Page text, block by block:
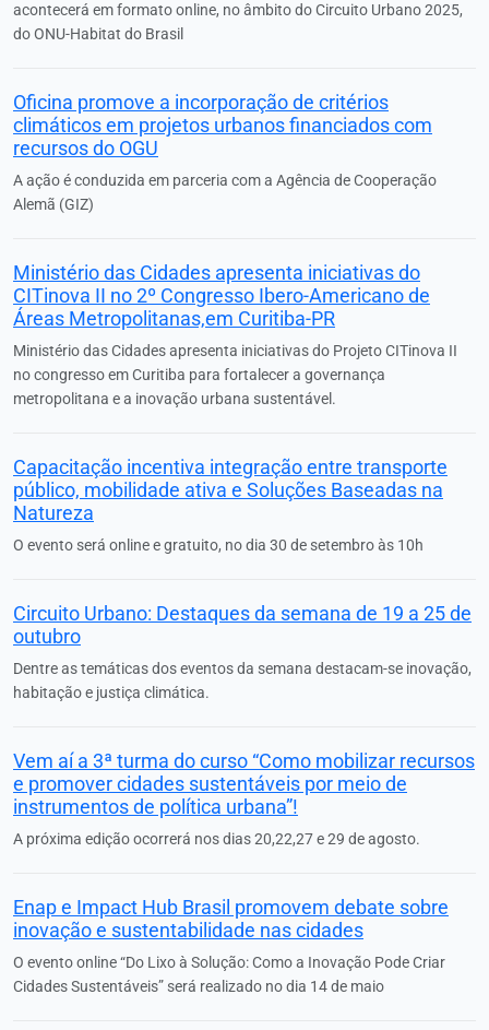
acontecerá em formato online, no âmbito do Circuito Urbano 2025,
do ONU-Habitat do Brasil
Oficina promove a incorporação de critérios
climáticos em projetos urbanos financiados com
recursos do OGU
A ação é conduzida em parceria com a Agência de Cooperação
Alemã (GIZ)
Ministério das Cidades apresenta iniciativas do
CITinova II no 2º Congresso Ibero-Americano de
Áreas Metropolitanas,em Curitiba-PR
Ministério das Cidades apresenta iniciativas do Projeto CITinova II
no congresso em Curitiba para fortalecer a governança
metropolitana e a inovação urbana sustentável.
Capacitação incentiva integração entre transporte
público, mobilidade ativa e Soluções Baseadas na
Natureza
O evento será online e gratuito, no dia 30 de setembro às 10h
Circuito Urbano: Destaques da semana de 19 a 25 de
outubro
Dentre as temáticas dos eventos da semana destacam-se inovação,
habitação e justiça climática.
Vem aí a 3ª turma do curso “Como mobilizar recursos
e promover cidades sustentáveis por meio de
instrumentos de política urbana”!
A próxima edição ocorrerá nos dias 20,22,27 e 29 de agosto.
Enap e Impact Hub Brasil promovem debate sobre
inovação e sustentabilidade nas cidades
O evento online “Do Lixo à Solução: Como a Inovação Pode Criar
Cidades Sustentáveis” será realizado no dia 14 de maio